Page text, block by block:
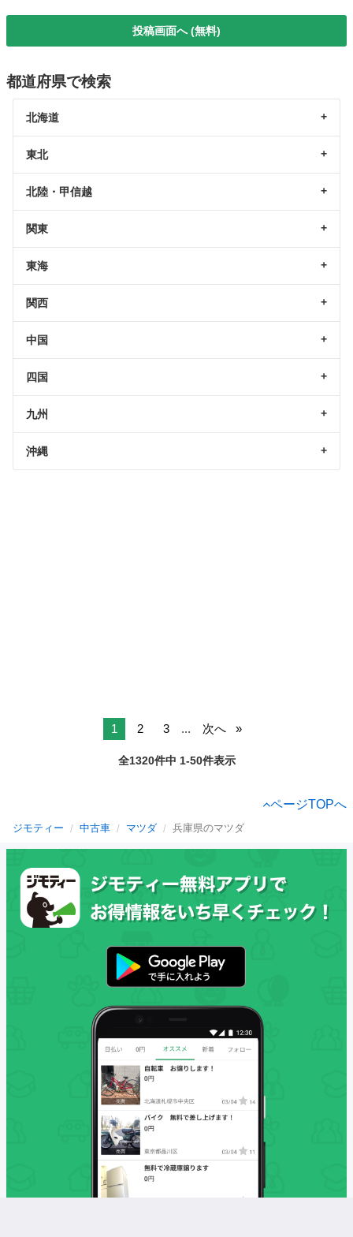
投稿画面へ (無料)
都道府県で検索
北海道
東北
北陸・甲信越
関東
東海
関西
中国
四国
九州
沖縄
1 2 3 ... 次へ
全1320件中 1-50件表示
ページTOPへ
ジモティー 中古車 マツダ 兵庫県のマツダ